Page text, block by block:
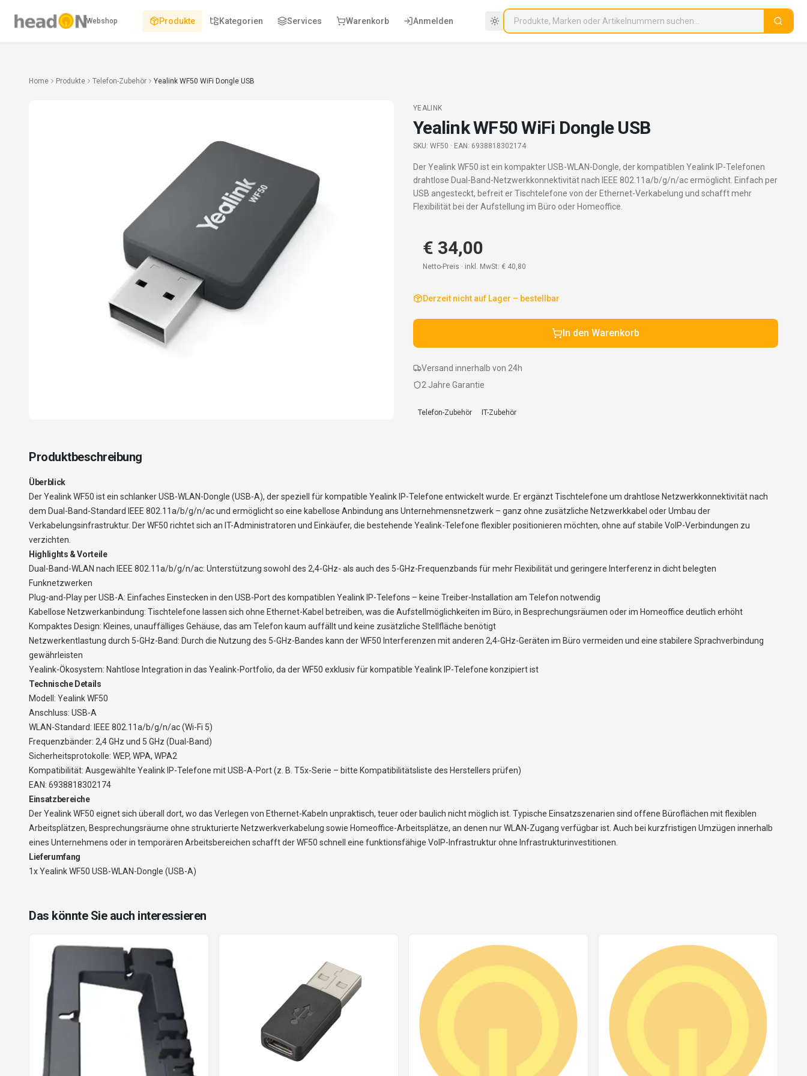
Webshop Produkte Kategorien Services Warenkorb Anmelden
Home Produkte Telefon-Zubehör Yealink WF50 WiFi Dongle USB
YEALINK
Yealink WF50 WiFi Dongle USB
SKU: WF50 · EAN: 6938818302174
Der Yealink WF50 ist ein kompakter USB-WLAN-Dongle, der kompatiblen Yealink IP-Telefonen
drahtlose Dual-Band-Netzwerkkonnektivität nach IEEE 802.11a/b/g/n/ac ermöglicht. Einfach per
USB angesteckt, befreit er Tischtelefone von der Ethernet-Verkabelung und schafft mehr
Flexibilität bei der Aufstellung im Büro oder Homeoffice.
€ 34,00
Netto-Preis · inkl. MwSt: € 40,80
Derzeit nicht auf Lager – bestellbar
In den Warenkorb
Versand innerhalb von 24h
2 Jahre Garantie
Telefon-Zubehör IT-Zubehör
Produktbeschreibung
Überblick
Der Yealink WF50 ist ein schlanker USB-WLAN-Dongle (USB-A), der speziell für kompatible Yealink IP-Telefone entwickelt wurde. Er ergänzt Tischtelefone um drahtlose Netzwerkkonnektivität nach
dem Dual-Band-Standard IEEE 802.11a/b/g/n/ac und ermöglicht so eine kabellose Anbindung ans Unternehmensnetzwerk – ganz ohne zusätzliche Netzwerkkabel oder Umbau der
Verkabelungsinfrastruktur. Der WF50 richtet sich an IT-Administratoren und Einkäufer, die bestehende Yealink-Telefone flexibler positionieren möchten, ohne auf stabile VoIP-Verbindungen zu
verzichten.
Highlights & Vorteile
Dual-Band-WLAN nach IEEE 802.11a/b/g/n/ac: Unterstützung sowohl des 2,4-GHz- als auch des 5-GHz-Frequenzbands für mehr Flexibilität und geringere Interferenz in dicht belegten
Funknetzwerken
Plug-and-Play per USB-A: Einfaches Einstecken in den USB-Port des kompatiblen Yealink IP-Telefons – keine Treiber-Installation am Telefon notwendig
Kabellose Netzwerkanbindung: Tischtelefone lassen sich ohne Ethernet-Kabel betreiben, was die Aufstellmöglichkeiten im Büro, in Besprechungsräumen oder im Homeoffice deutlich erhöht
Kompaktes Design: Kleines, unauffälliges Gehäuse, das am Telefon kaum auffällt und keine zusätzliche Stellfläche benötigt
Netzwerkentlastung durch 5-GHz-Band: Durch die Nutzung des 5-GHz-Bandes kann der WF50 Interferenzen mit anderen 2,4-GHz-Geräten im Büro vermeiden und eine stabilere Sprachverbindung
gewährleisten
Yealink-Ökosystem: Nahtlose Integration in das Yealink-Portfolio, da der WF50 exklusiv für kompatible Yealink IP-Telefone konzipiert ist
Technische Details
Modell: Yealink WF50
Anschluss: USB-A
WLAN-Standard: IEEE 802.11a/b/g/n/ac (Wi-Fi 5)
Frequenzbänder: 2,4 GHz und 5 GHz (Dual-Band)
Sicherheitsprotokolle: WEP, WPA, WPA2
Kompatibilität: Ausgewählte Yealink IP-Telefone mit USB-A-Port (z. B. T5x-Serie – bitte Kompatibilitätsliste des Herstellers prüfen)
EAN: 6938818302174
Einsatzbereiche
Der Yealink WF50 eignet sich überall dort, wo das Verlegen von Ethernet-Kabeln unpraktisch, teuer oder baulich nicht möglich ist. Typische Einsatzszenarien sind offene Büroflächen mit flexiblen
Arbeitsplätzen, Besprechungsräume ohne strukturierte Netzwerkverkabelung sowie Homeoffice-Arbeitsplätze, an denen nur WLAN-Zugang verfügbar ist. Auch bei kurzfristigen Umzügen innerhalb
eines Unternehmens oder in temporären Arbeitsbereichen schafft der WF50 schnell eine funktionsfähige VoIP-Infrastruktur ohne Infrastrukturinvestitionen.
Lieferumfang
1x Yealink WF50 USB-WLAN-Dongle (USB-A)
Das könnte Sie auch interessieren